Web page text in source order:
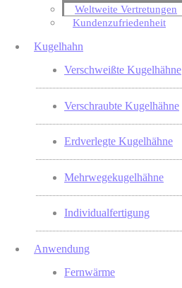
Weltweite Vertretungen
Kundenzufriedenheit
Kugelhahn
Verschweißte Kugelhähne
Verschraubte Kugelhähne
Erdverlegte Kugelhähne
Mehrwegekugelhähne
Individualfertigung
Anwendung
Fernwärme